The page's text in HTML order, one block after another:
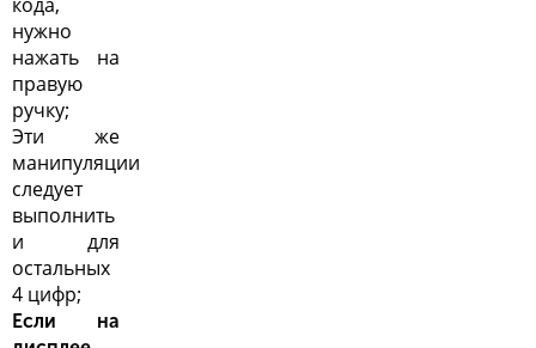
нужно
нажать на
правую
ручку;
Эти же
манипуляции
следует
выполнить
и для
остальных
4 цифр;
Если на